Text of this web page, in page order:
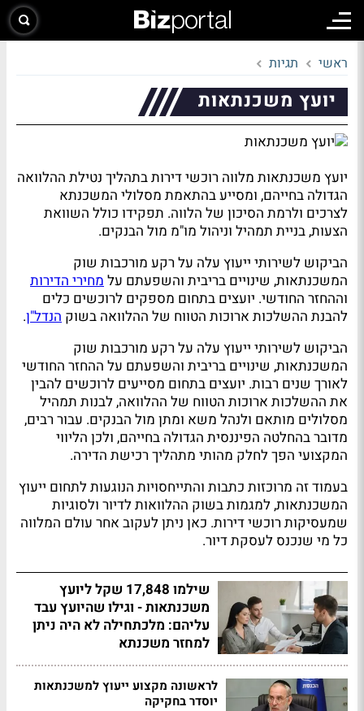
ראשי תגיות
יועץ משכנתאות
יועץ משכנתאות מלווה רוכשי דירות בתהליך נטילת ההלוואה
הגדולה בחייהם, ומסייע בהתאמת מסלולי המשכנתא
לצרכים ולרמת הסיכון של הלווה. תפקידו כולל השוואת
הצעות, בניית תמהיל וניהול מו"מ מול הבנקים.
הביקוש לשירותי ייעוץ עלה על רקע מורכבות שוק
המשכנתאות, שינויים בריבית והשפעתם עלמחירי הדירות
וההחזר החודשי. יועצים בתחום מספקים לרוכשים כלים
להבנת ההשלכות ארוכות הטווח של ההלוואה בשוק הנדל"ן.
הביקוש לשירותי ייעוץ עלה על רקע מורכבות שוק
המשכנתאות, שינויים בריבית והשפעתם על ההחזר החודשי
לאורך שנים רבות. יועצים בתחום מסייעים לרוכשים להבין
את ההשלכות ארוכות הטווח של ההלוואה, לבנות תמהיל
מסלולים מותאם ולנהל משא ומתן מול הבנקים. עבור רבים,
מדובר בהחלטה הפיננסית הגדולה בחייהם, ולכן הליווי
המקצועי הפך לחלק מהותי מתהליך רכישת הדירה.
בעמוד זה מרוכזות כתבות והתייחסויות הנוגעות לתחום ייעוץ
המשכנתאות, למגמות בשוק ההלוואות לדיור ולסוגיות
שמעסיקות רוכשי דירות. כאן ניתן לעקוב אחר עולם המלווה
כל מי שנכנס לעסקת דיור.
שילמו 17,848 שקל ליועץ
משכנתאות - וגילו שהיועץ עבד
עליהם: מלכתחילה לא היה ניתן
למחזר משכנתא
לראשונה מקצוע ייעוץ למשכנתאות
יוסדר בחקיקה